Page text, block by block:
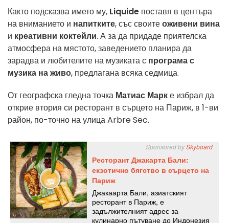
Както подсказва името му, Liquide поставя в центъра
на вниманието и напитките, със своитеоживени вина
и креативни коктейли. А за да придаде приятелска
атмосфера на мястото, заведението планира да
зарадва и любителите на музиката с програма с
музика на живо, предлагана всяка седмица.
От географска гледна точка Матиас Марке избрал да
открие втория си ресторант в сърцето на Париж, в 1-ви
район, по-точно на улица Arbre Sec.